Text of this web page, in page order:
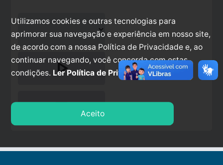
play_arrow
stop
Utilizamos cookies e outras tecnologias para
aprimorar sua navegação e experiência em nosso site,
de acordo com a nossa Política de Privacidade e, ao
continuar navegando, você concorda com estas
condições. Ler Política de Privacidade.
Aceito